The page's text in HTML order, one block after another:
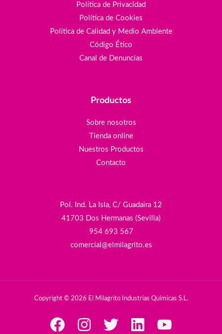
Política de Privacidad
Política de Cookies
Política de Calidad y Medio Ambiente
Código Ético
Canal de Denuncias
Productos
Sobre nosotros
Tienda online
Nuestros Productos
Contacto
Pol. Ind. La Isla, C/ Guadaira 12
41703 Dos Hermanas (Sevilla)
954 693 567
comercial@elmilagrito.es
Copyright © 2026 El Milagrito Industrias Químicas S.L.